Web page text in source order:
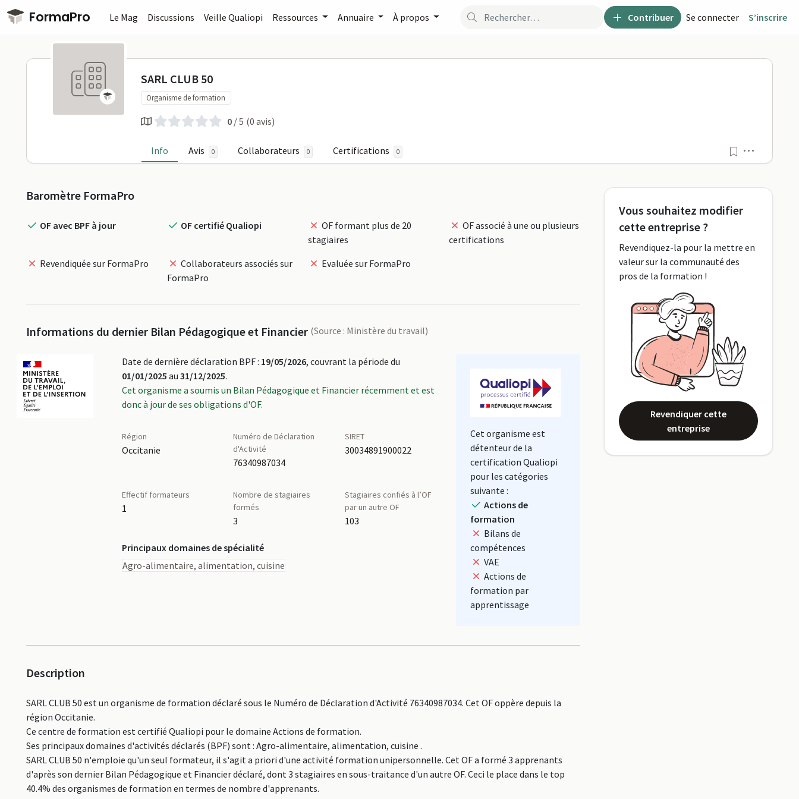
Passer au contenu principal
FormaPro Contribuer Se connecter S’inscrire
Le Mag Discussions Veille Qualiopi Ressources Annuaire À propos
SARL CLUB 50 sur FormaPro
SARL CLUB 50
Organisme de formation
0 / 5 (0 avis)
Info Avis 0 Collaborateurs 0 Certifications 0
Profil
Baromètre FormaPro
OF avec BPF à jour OF certifié Qualiopi
OF formant plus de 20
stagiaires
OF associé à une ou plusieurs
certifications
Revendiquée sur FormaPro
Collaborateurs associés sur
FormaPro
Evaluée sur FormaPro
Informations du dernier Bilan Pédagogique et Financier (Source : Ministère du travail)
Date de dernière déclaration BPF : 19/05/2026, couvrant la période du
01/01/2025 au 31/12/2025.
Cet organisme a soumis un Bilan Pédagogique et Financier récemment et est
donc à jour de ses obligations d'OF.
Région
Occitanie
Numéro de Déclaration
d'Activité
76340987034
SIRET
30034891900022
Effectif formateurs
1
Nombre de stagiaires
formés
3
Stagiaires confiés à l’OF
par un autre OF
103
Principaux domaines de spécialité
Agro-alimentaire, alimentation, cuisine
Cet organisme est
détenteur de la
certification Qualiopi
pour les catégories
suivante :
Actions de
formation
Bilans de
compétences
VAE
Actions de
formation par
apprentissage
Description
SARL CLUB 50 est un organisme de formation déclaré sous le Numéro de Déclaration d'Activité 76340987034. Cet OF oppère depuis la
région Occitanie.
Ce centre de formation est certifié Qualiopi pour le domaine Actions de formation.
Ses principaux domaines d'activités déclarés (BPF) sont : Agro-alimentaire, alimentation, cuisine .
SARL CLUB 50 n'emploie qu'un seul formateur, il s'agit a priori d'une activité formation unipersonnelle. Cet OF a formé 3 apprenants
d'après son dernier Bilan Pédagogique et Financier déclaré, dont 3 stagiaires en sous-traitance d'un autre OF. Ceci le place dans le top
40.4% des organismes de formation en termes de nombre d'apprenants.
Vous souhaitez modifier
cette entreprise ?
Revendiquez-la pour la mettre en
valeur sur la communauté des
pros de la formation !
Revendiquer cette
entreprise